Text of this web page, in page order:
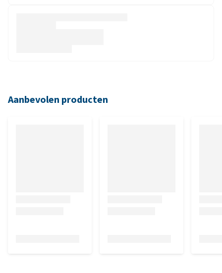
Aanbevolen producten